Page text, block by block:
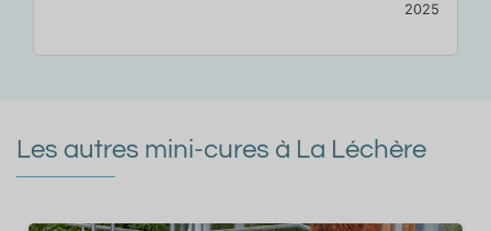
2025
Les autres mini-cures à La Léchère